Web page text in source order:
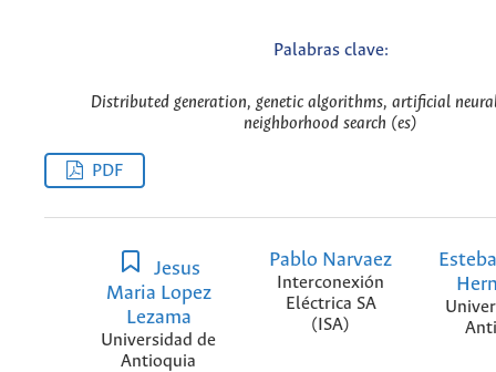
Palabras clave:
Distributed generation, genetic algorithms, artificial
neighborhood search (es)
PDF
Jesus
Maria Lopez
Lezama
Universidad de
Antioquia
Pablo Narvaez
Interconexión
Eléctrica SA
(ISA)